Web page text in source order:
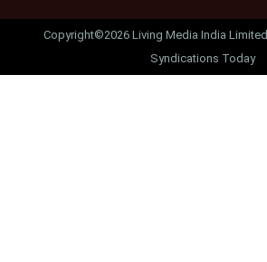
Copyright©2026 Living Media India
Syndications Today